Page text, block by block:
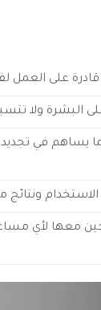
على العمل
ولا
يساهم في تجديد
ونتائج
معها لأي